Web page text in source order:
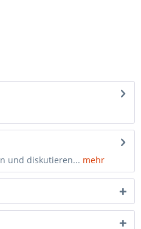
und diskutieren... mehr